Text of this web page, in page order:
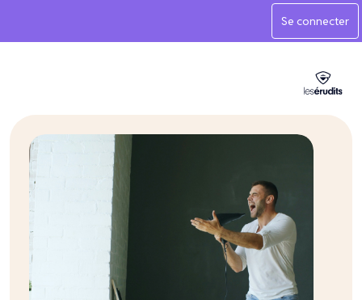
Se connecter